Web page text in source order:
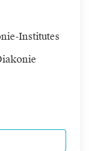
Institutes